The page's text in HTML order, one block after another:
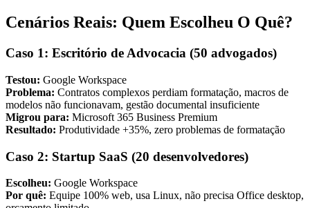
Cenários Reais: Quem Escolheu O Quê?
Caso 1: Escritório de Advocacia (50 advogados)
Testou: Google Workspace
Problema: Contratos complexos perdiam formatação, macros de
modelos não funcionavam, gestão documental insuficiente
Migrou para: Microsoft 365 Business Premium
Resultado: Produtividade +35%, zero problemas de formatação
Caso 2: Startup SaaS (20 desenvolvedores)
Escolheu: Google Workspace
Por quê: Equipe 100% web, usa Linux, não precisa Office desktop,